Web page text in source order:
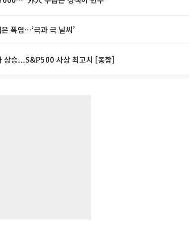
폭염…‘극과 극 날씨’
상승...S&P500 사상 최고치 [종합]